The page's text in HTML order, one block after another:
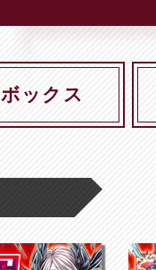
ボックス